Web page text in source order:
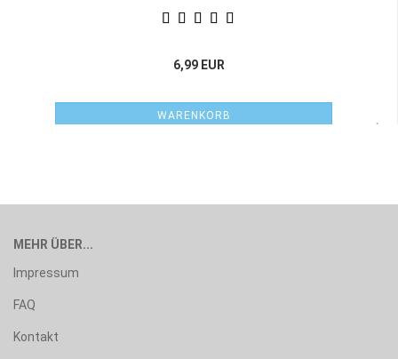
6,99 EUR
WARENKORB
MEHR ÜBER...
Impressum
FAQ
Kontakt